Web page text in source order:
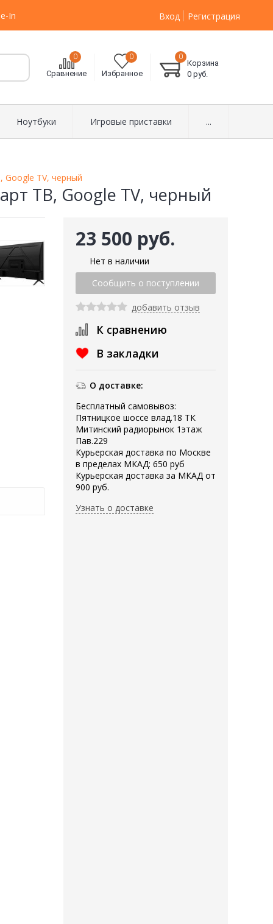
In Вход Регистрация
Сравнение
0
Избранное
0
Корзина
0
0 руб.
Ноутбуки Игровые приставки ...
Google TV, черный
ТВ, Google TV, черный
23 500 руб.
Нет в наличии
добавить отзыв
К сравнению
В закладки
О доставке:
Бесплатный самовывоз:
Пятницкое шоссе влад.18 ТК
Митинский радиорынок 1этаж
Пав.229
Курьерская доставка по Москве
в пределах МКАД: 650 руб
Курьерская доставка за МКАД от
900 руб.
Узнать о доставке